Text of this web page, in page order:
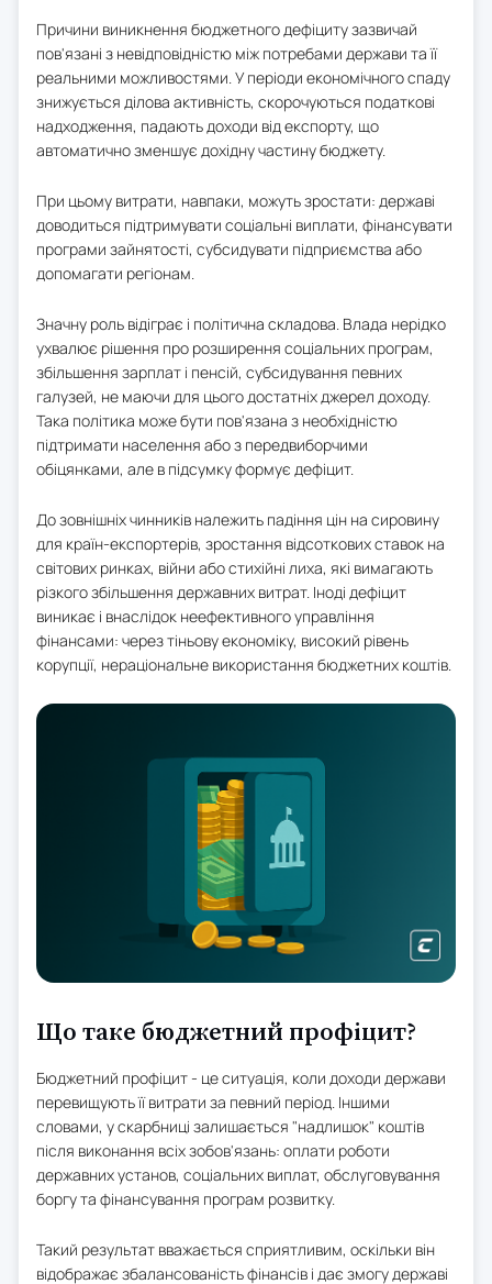
Причини виникнення бюджетного дефіциту зазвичай
пов'язані з невідповідністю між потребами держави та її
реальними можливостями. У періоди економічного спаду
знижується ділова активність, скорочуються податкові
надходження, падають доходи від експорту, що
автоматично зменшує дохідну частину бюджету.
При цьому витрати, навпаки, можуть зростати: державі
доводиться підтримувати соціальні виплати, фінансувати
програми зайнятості, субсидувати підприємства або
допомагати регіонам.
Значну роль відіграє і політична складова. Влада нерідко
ухвалює рішення про розширення соціальних програм,
збільшення зарплат і пенсій, субсидування певних
галузей, не маючи для цього достатніх джерел доходу.
Така політика може бути пов'язана з необхідністю
підтримати населення або з передвиборчими
обіцянками, але в підсумку формує дефіцит.
До зовнішніх чинників належить падіння цін на сировину
для країн-експортерів, зростання відсоткових ставок на
світових ринках, війни або стихійні лиха, які вимагають
різкого збільшення державних витрат. Іноді дефіцит
виникає і внаслідок неефективного управління
фінансами: через тіньову економіку, високий рівень
корупції, нераціональне використання бюджетних коштів.
Що таке бюджетний профіцит?
Бюджетний профіцит - це ситуація, коли доходи держави
перевищують її витрати за певний період. Іншими
словами, у скарбниці залишається "надлишок" коштів
після виконання всіх зобов'язань: оплати роботи
державних установ, соціальних виплат, обслуговування
боргу та фінансування програм розвитку.
Такий результат вважається сприятливим, оскільки він
відображає збалансованість фінансів і дає змогу державі